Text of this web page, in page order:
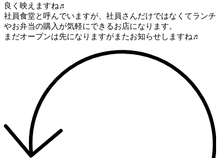
良く映えますね♬
社員食堂と呼んでいますが、社員さんだけではなくてランチ
やお弁当の購入が気軽にできるお店になります。
まだオープンは先になりますがまたお知らせしますね♬